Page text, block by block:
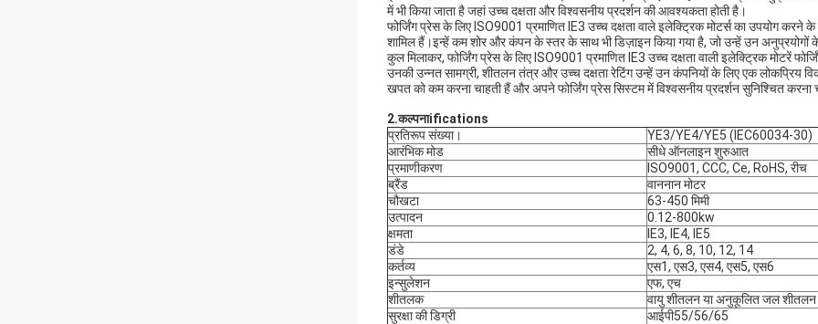
में भी किया जाता है जहां उच्च दक्षता और विश्वसनीय प्रदर्शन की आवश्यकता होती है।
फोर्जिंग प्रेस के लिए ISO9001 प्रमाणित IE3 उच्च दक्षता वाले इलेक्ट्रिक मोटर्स का उपयोग करने
शामिल हैं।इन्हें कम शोर और कंपन के स्तर के साथ भी डिज़ाइन किया गया है, जो उन्हें उन
कुल मिलाकर, फोर्जिंग प्रेस के लिए ISO9001 प्रमाणित IE3 उच्च दक्षता वाली इलेक्ट्रिक मोटरें
उनकी उन्नत सामग्री, शीतलन तंत्र और उच्च दक्षता रेटिंग उन्हें उन कंपनियों के लिए एक लोकप्रिय
खपत को कम करना चाहती हैं और अपने फोर्जिंग प्रेस सिस्टम में विश्वसनीय प्रदर्शन सुनिश्चित करना
2.कल्पनाifications
प्रतिरूप संख्या।
YE3/YE4/YE5 (IEC60034-30)
आरंभिक मोड
सीधे ऑनलाइन शुरुआत
प्रमाणीकरण
ISO9001, CCC, Ce, RoHS, रीच
ब्रैंड
वाननान मोटर
चौखटा
63-450 मिमी
उत्पादन
0.12-800kw
क्षमता
IE3, IE4, IE5
डंडे
2, 4, 6, 8, 10, 12, 14
कर्तव्य
एस1, एस3, एस4, एस5, एस6
इन्सुलेशन
एफ, एच
शीतलक
वायु शीतलन या अनुकूलित जल शीतलन
सुरक्षा की डिग्री
आईपी55/56/65